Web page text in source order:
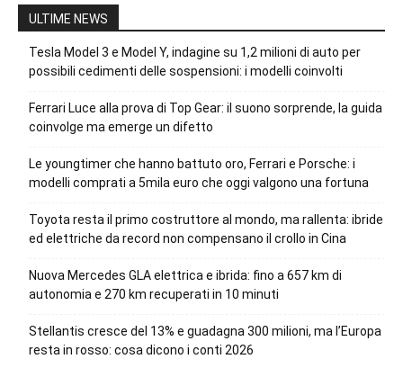
ULTIME NEWS
Tesla Model 3 e Model Y, indagine su 1,2 milioni di auto per
possibili cedimenti delle sospensioni: i modelli coinvolti
Ferrari Luce alla prova di Top Gear: il suono sorprende, la guida
coinvolge ma emerge un difetto
Le youngtimer che hanno battuto oro, Ferrari e Porsche: i
modelli comprati a 5mila euro che oggi valgono una fortuna
Toyota resta il primo costruttore al mondo, ma rallenta: ibride
ed elettriche da record non compensano il crollo in Cina
Nuova Mercedes GLA elettrica e ibrida: fino a 657 km di
autonomia e 270 km recuperati in 10 minuti
Stellantis cresce del 13% e guadagna 300 milioni, ma l’Europa
resta in rosso: cosa dicono i conti 2026